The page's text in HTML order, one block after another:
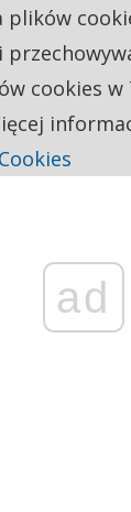
ad
plików
cookies w